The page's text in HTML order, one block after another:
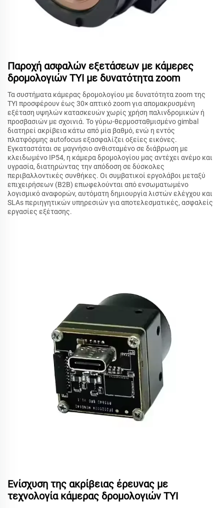
Παροχή ασφαλών εξετάσεων με κάμερες
δρομολογιών TYI με δυνατότητα zoom
Τα συστήματα κάμερας δρομολογίου με δυνατότητα zoom της
TYI προσφέρουν έως 30× απτικό zoom για απομακρυσμένη
εξέταση υψηλών κατασκευών χωρίς χρήση παλινδρομικών ή
προσβασιών με σχοινιά. Το γύρω-θερμοσταθμισμένο gimbal
διατηρεί ακρίβεια κάτω από μία βαθμό, ενώ η εντός
πλατφόρμης autofocus εξασφαλίζει οξείες εικόνες.
Εγκαταστάται σε μαγνήσιο ανθισταμένο σε διάβρωση με
κλειδωμένο IP54, η κάμερα δρομολογίου μας αντέχει ανέμο και
υγρασία, διατηρώντας την απόδοση σε δύσκολες
περιβαλλοντικές συνθήκες. Οι συμβατικοί εργολάβοι μεταξύ
επιχειρήσεων (B2B) επωφελούνται από ενσωματωμένο
λογισμικό αναφορών, αυτόματη δημιουργία λιστών ελέγχου και
SLAs περιηγητικών υπηρεσιών για αποτελεσματικές, ασφαλείς
εργασίες εξέτασης.
Ενίσχυση της ακρίβειας έρευνας με
τεχνολογία κάμερας δρομολογιών TYI